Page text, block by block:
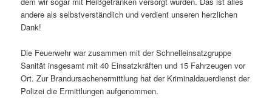
andere als selbstverständlich und verdient unseren herzlichen
Dank!
Die Feuerwehr war zusammen mit der Schnelleinsatzgruppe
Sanität insgesamt mit 40 Einsatzkräften und 15 Fahrzeugen vor
Ort. Zur Brandursachenermittlung hat der Kriminaldauerdienst der
Polizei die Ermittlungen aufgenommen.